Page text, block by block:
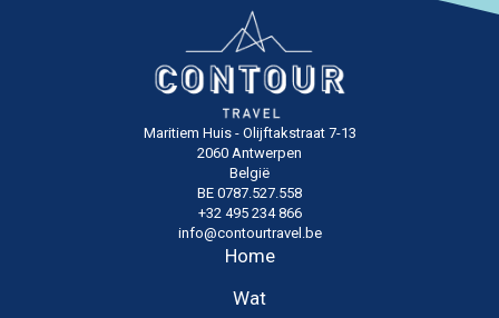
Maritiem Huis - Olijftakstraat 7-13
2060 Antwerpen
België
BE 0787.527.558
+32 495 234 866
info@contourtravel.be
Home
Wat